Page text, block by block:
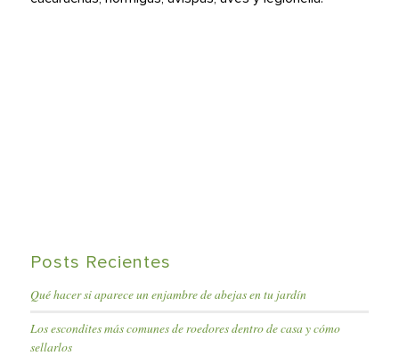
Posts Recientes
Qué hacer si aparece un enjambre de abejas en tu jardín
Los escondites más comunes de roedores dentro de casa y cómo
sellarlos